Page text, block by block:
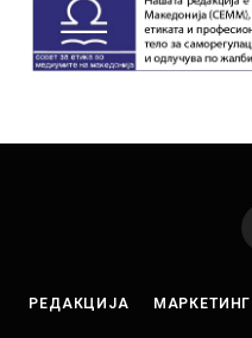
РЕДАКЦИЈА МАРКЕТИНГ